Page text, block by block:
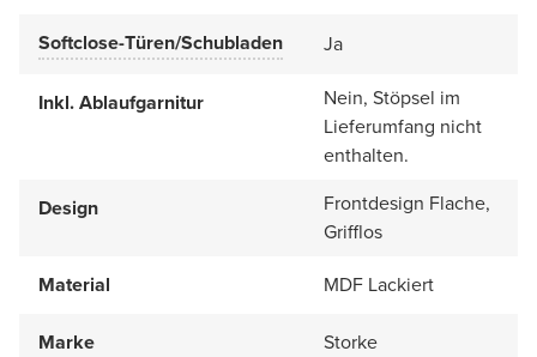
Softclose-Türen/Schubladen Ja
Inkl. Ablaufgarnitur
Nein, Stöpsel im
Lieferumfang nicht
enthalten.
Design
Frontdesign Flache,
Grifflos
Material
MDF Lackiert
Marke Storke